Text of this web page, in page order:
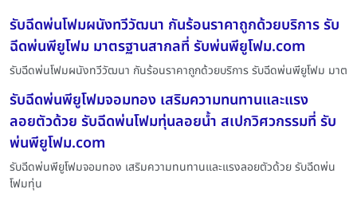
รับฉีดพ่นโฟมผนังทวีวัฒนา กันร้อนราคาถูกด้วยบริการ รับ
ฉีดพ่นพียูโฟม มาตรฐานสากลที่ รับพ่นพียูโฟม.com
รับฉีดพ่นโฟมผนังทวีวัฒนา กันร้อนราคาถูกด้วยบริการ รับฉีดพ่นพียูโฟม มาต
รับฉีดพ่นพียูโฟมจอมทอง เสริมความทนทานและแรง
ลอยตัวด้วย รับฉีดพ่นโฟมทุ่นลอยน้ำ สเปกวิศวกรรมที่ รับ
พ่นพียูโฟม.com
รับฉีดพ่นพียูโฟมจอมทอง เสริมความทนทานและแรงลอยตัวด้วย รับฉีดพ่น
โฟมทุ่น